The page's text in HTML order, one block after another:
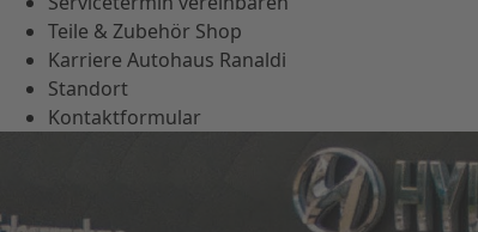
Teile & Zubehör Shop
Karriere Autohaus Ranaldi
Standort
Kontaktformular